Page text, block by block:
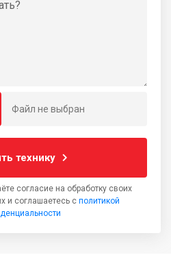
Файл не выбран
технику
согласие на обработку своих
и соглашаетесь с политикой